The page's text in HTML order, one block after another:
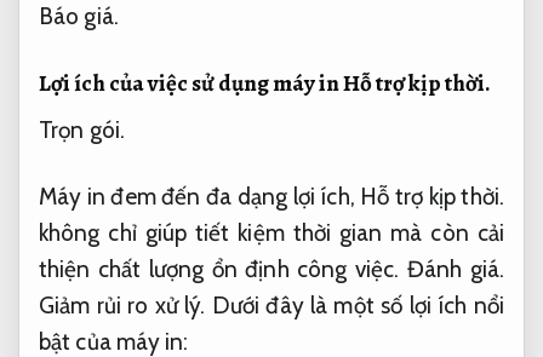
Báo giá.
Lợi ích của việc sử dụng máy inHỗ trợ kịp thời.
Trọn gói.
Máy in đem đến đa dạng lợi ích, Hỗ trợ kịp thời.
không chỉ giúp tiết kiệm thời gian mà còn cải
thiện chất lượng ổn định công việc. Đánh giá.
Giảm rủi ro xử lý. Dưới đây là một số lợi ích nổi
bật của máy in: